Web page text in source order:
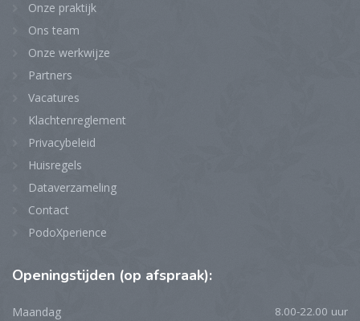
Onze praktijk
Ons team
Onze werkwijze
Partners
Vacatures
Klachtenreglement
Privacybeleid
Huisregels
Dataverzameling
Contact
PodoXperience
Openingstijden (op afspraak):
Maandag 8.00-22.00 uur